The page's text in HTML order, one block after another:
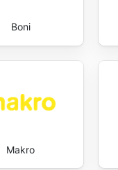
Boni
Makro